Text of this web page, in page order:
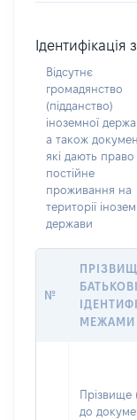
Відсутнє
громадянство
(підданство)
іноземної
а також
які дають право
постійне
проживання на
території
держави
№
МЕЖАМИ
Прізвище
до